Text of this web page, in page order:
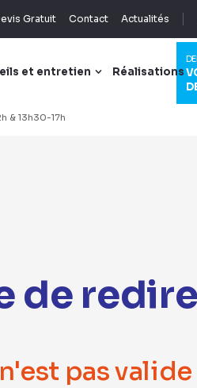
Gratuit Contact Actualités
et entretien Réalisations
& 13h30-17h
de
n'est pas valide